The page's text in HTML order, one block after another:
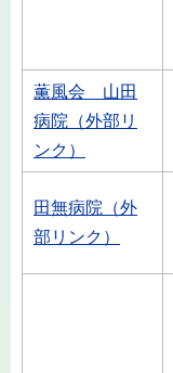
薫風会 山田
病院（外部リ
ンク）
田無病院（外
部リンク）